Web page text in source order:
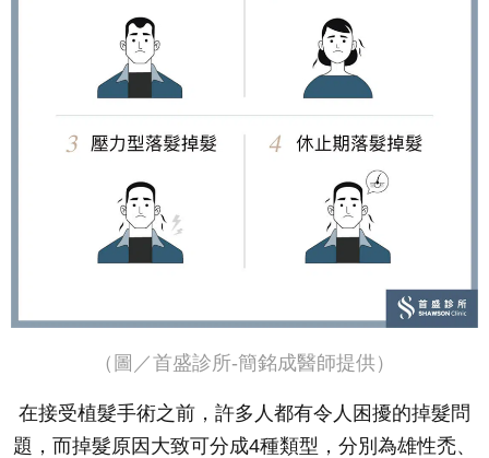
（圖／首盛診所-簡銘成醫師提供）
在接受植髮手術之前，許多人都有令人困擾的掉髮問
題，而掉髮原因大致可分成4種類型，分別為雄性禿、